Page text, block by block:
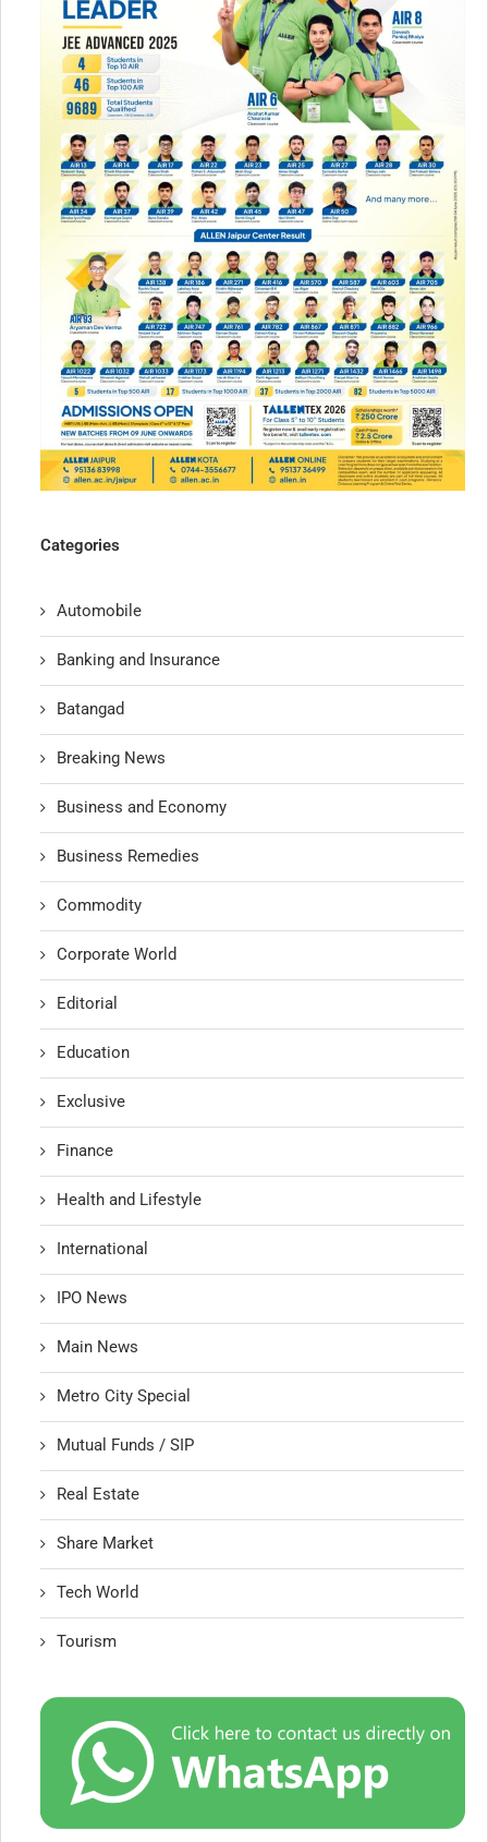
Categories
Automobile
Banking and Insurance
Batangad
Breaking News
Business and Economy
Business Remedies
Commodity
Corporate World
Editorial
Education
Exclusive
Finance
Health and Lifestyle
International
IPO News
Main News
Metro City Special
Mutual Funds / SIP
Real Estate
Share Market
Tech World
Tourism